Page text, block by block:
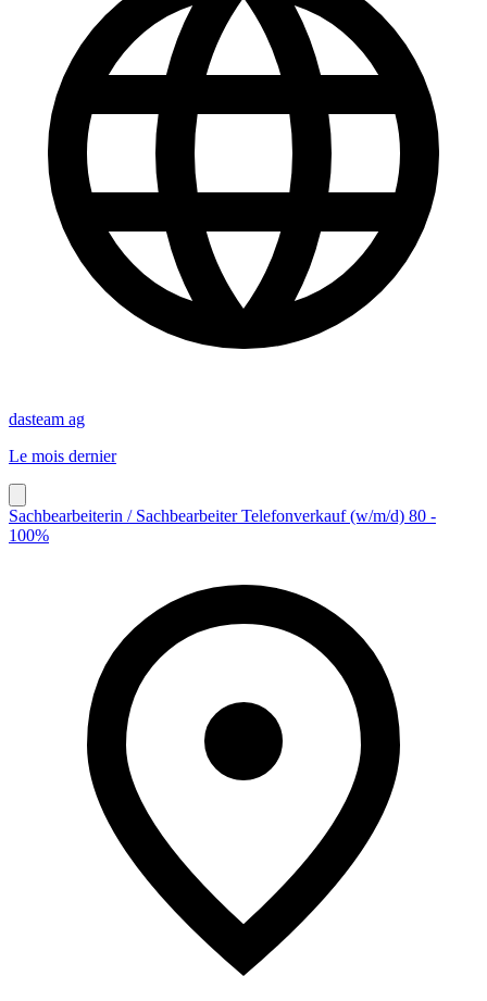
dasteam ag
Le mois dernier
Sachbearbeiterin / Sachbearbeiter Telefonverkauf (w/m/d) 80 -
100%